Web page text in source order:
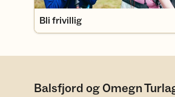
Bli frivillig
Balsfjord og Omegn